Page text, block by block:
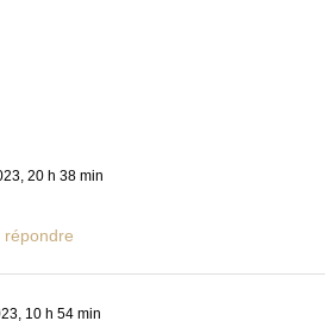
20 h 38 min
répondre
10 h 54 min